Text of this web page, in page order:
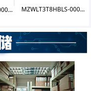
MZILT960HBHQ-00007 PM1643a 960GB SSD MZWLT3T8HBLS-00007 PM1733 3.84T U.2